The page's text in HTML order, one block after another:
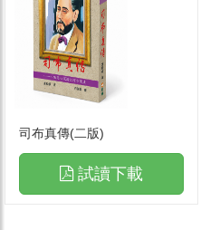
司布真傳(二版)
試讀下載